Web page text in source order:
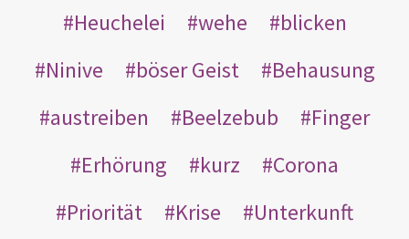
Heuchelei
wehe
blicken
Ninive
böser Geist
Behausung
austreiben
Beelzebub
Finger
Erhörung
kurz
Corona
Priorität
Krise
Unterkunft